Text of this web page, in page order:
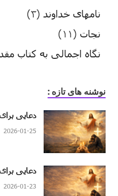
نامهای خداوند (۳)
نجات (۱۱)
نگاه اجمالی به کتاب
نوشنه های تازه :
دعایی
2026-01-25
دعایی
2026-01-23